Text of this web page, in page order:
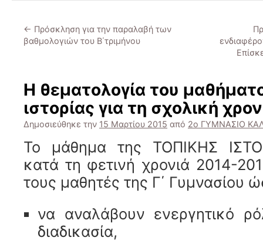
← Πρόσκληση για την παραλαβή των
βαθμολογιών του Β΄τριμήνου
Η θεματολογία του
ιστορίας για τη σχολική
Δημοσιεύθηκε την 15 Μαρτίου 2015 από 2ο ΓΥΜΝΑΣΙΟ
Το μάθημα της ΤΟΠΙΚΗΣ
κατά τη φετινή χρονιά 2014-
τους μαθητές της Γ΄ Γυμνασίου
να αναλάβουν ενεργητικό
διαδικασία,